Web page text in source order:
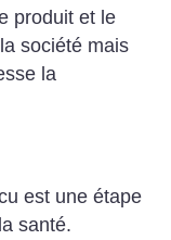
produit et le
société mais
la
est une étape
santé.